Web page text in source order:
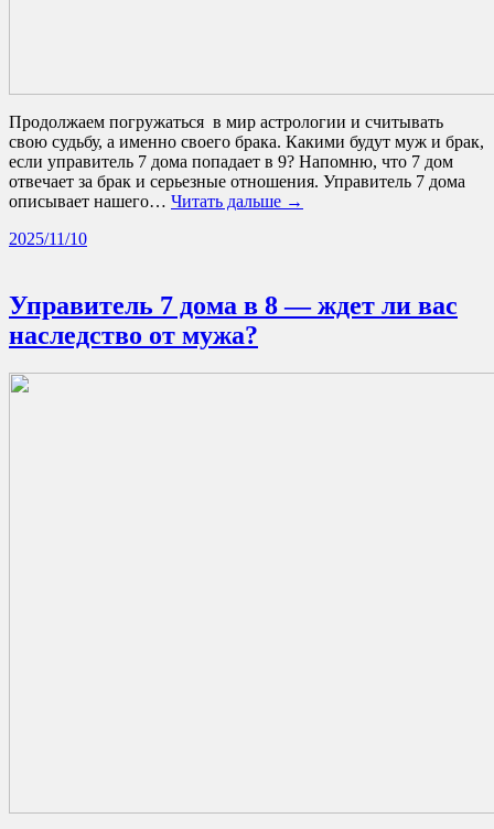
Продолжаем погружаться в мир астрологии и считывать
свою судьбу, а именно своего брака. Какими будут муж и брак,
если управитель 7 дома попадает в 9? Напомню, что 7 дом
отвечает за брак и серьезные отношения. Управитель 7 дома
описывает нашего… Читать дальше →
2025/11/10
Управитель 7 дома в 8 — ждет ли вас
наследство от мужа?